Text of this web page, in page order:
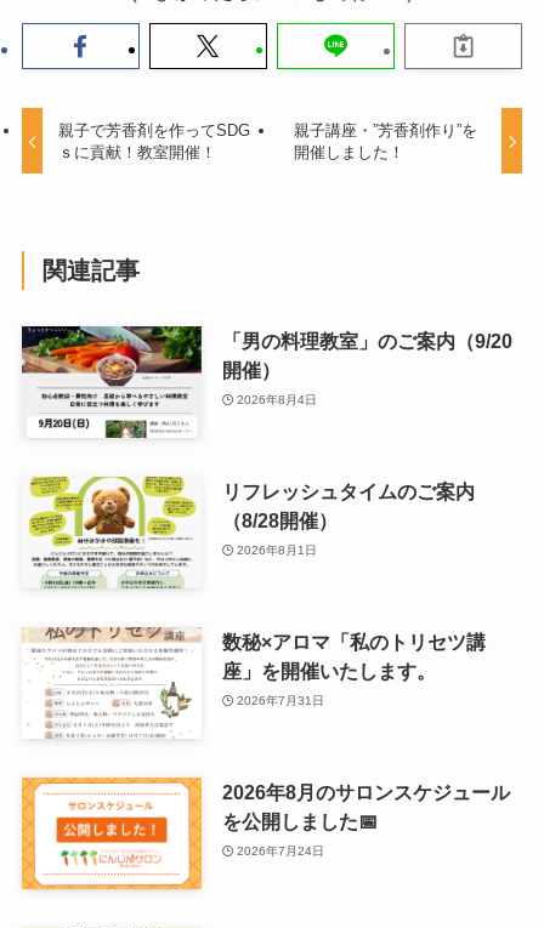
親子で芳香剤を作ってSDG
ｓに貢献！教室開催！
親子講座・”芳香剤作り”を
開催しました！
関連記事
「男の料理教室」のご案内（9/20
開催）
2026年8月4日
リフレッシュタイムのご案内
（8/28開催）
2026年8月1日
数秘×アロマ「私のトリセツ講
座」を開催いたします。
2026年7月31日
2026年8月のサロンスケジュール
を公開しました📅
2026年7月24日